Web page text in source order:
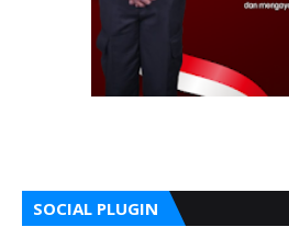
SOCIAL PLUGIN